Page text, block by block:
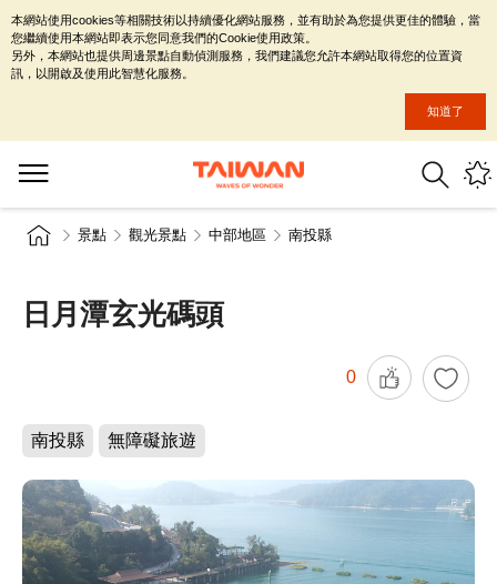
景點 觀光景點 中部地區 南投縣
日月潭玄光碼頭
0
南投縣 無障礙旅遊
本網站使用cookies等相關技術以持續優化網站服務，並有助於為您提供更佳的體驗，當
您繼續使用本網站即表示您同意我們的Cookie使用政策。
另外，本網站也提供周邊景點自動偵測服務，我們建議您允許本網站取得您的位置資
訊，以開啟及使用此智慧化服務。
知道了